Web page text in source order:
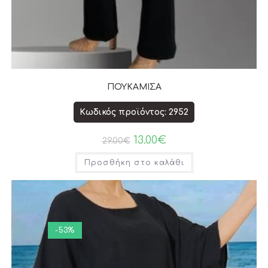
ΠΟΥΚΑΜΙΣΑ
Κωδικός προϊόντος: 2952
29.00€ 13.00€
Προσθήκη στο καλάθι
-53%